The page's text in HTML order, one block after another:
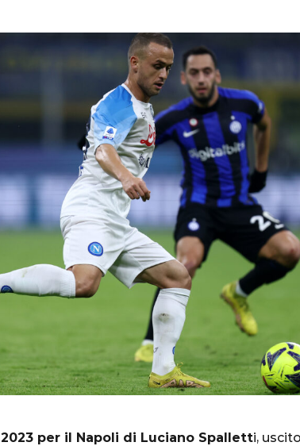
2023 per il Napoli di Luciano Spalletti,